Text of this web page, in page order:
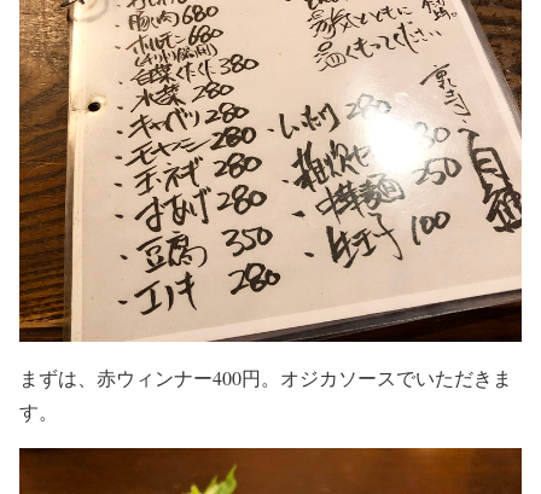
まずは、赤ウィンナー400円。オジカソースでいただきま
す。